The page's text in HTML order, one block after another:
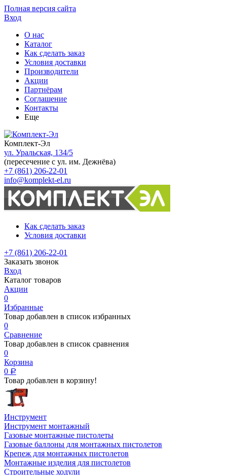
Полная версия сайта
Вход
О нас
Каталог
Как сделать заказ
Условия доставки
Производители
Акции
Партнёрам
Соглашение
Контакты
Еще
Комплект-Эл
ул. Уральская, 134/5
(пересечение с ул. им. Дежнёва)
+7 (861) 206-22-01
info@komplekt-el.ru
Как сделать заказ
Условия доставки
+7 (861) 206-22-01
Заказать звонок
Вход
Каталог товаров
Акции
0
Избранные
Товар добавлен в список избранных
0
Сравнение
Товар добавлен в список сравнения
0
Корзина
0 Р
Товар добавлен в корзину!
Инструмент
Инструмент монтажный
Газовые монтажные пистолеты
Газовые баллоны для монтажных пистолетов
Крепеж для монтажных пистолетов
Монтажные изделия для пистолетов
Строительные ходули